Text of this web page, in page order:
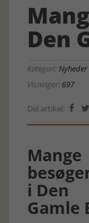
Den
Kategori:
Visninger: 697
Del artikel:  
Mange
i Den
Gamle